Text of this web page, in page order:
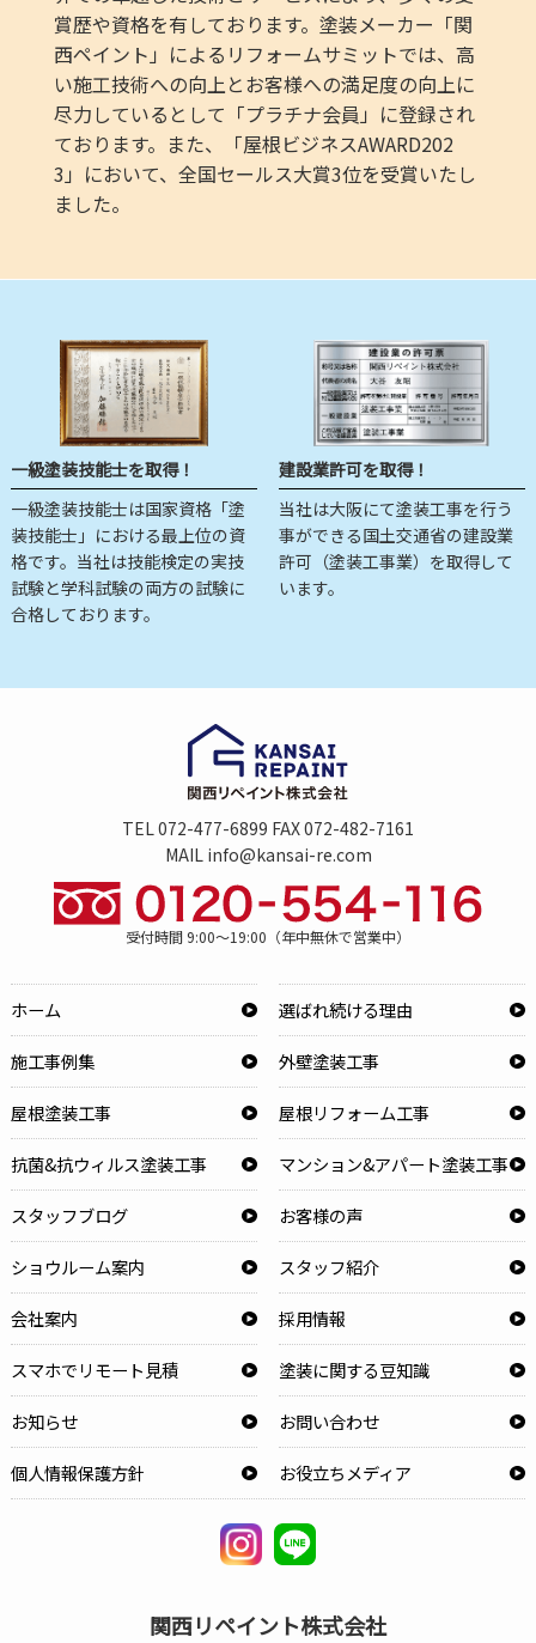
賞歴や資格を有しております。塗装メーカー「関
西ペイント」によるリフォームサミットでは、高
い施工技術への向上とお客様への満足度の向上に
尽力しているとして「プラチナ会員」に登録され
ております。また、「屋根ビジネスAWARD202
3」において、全国セールス大賞3位を受賞いたし
ました。
一級塗装技能士を取得！
一級塗装技能士は国家資格「塗
装技能士」における最上位の資
格です。当社は技能検定の実技
試験と学科試験の両方の試験に
合格しております。
建設業許可を取得！
当社は大阪にて塗装工事を行う
事ができる国土交通省の建設業
許可（塗装工事業）を取得して
います。
TEL 072-477-6899 FAX 072-482-7161
MAIL info@kansai-re.com
受付時間 9:00～19:00（年中無休で営業中）
ホーム 選ばれ続ける理由
施工事例集 外壁塗装工事
屋根塗装工事 屋根リフォーム工事
抗菌&抗ウィルス塗装工事 マンション&アパート塗装工事
スタッフブログ お客様の声
ショウルーム案内 スタッフ紹介
会社案内 採用情報
スマホでリモート見積 塗装に関する豆知識
お知らせ お問い合わせ
個人情報保護方針 お役立ちメディア
関西リペイント株式会社